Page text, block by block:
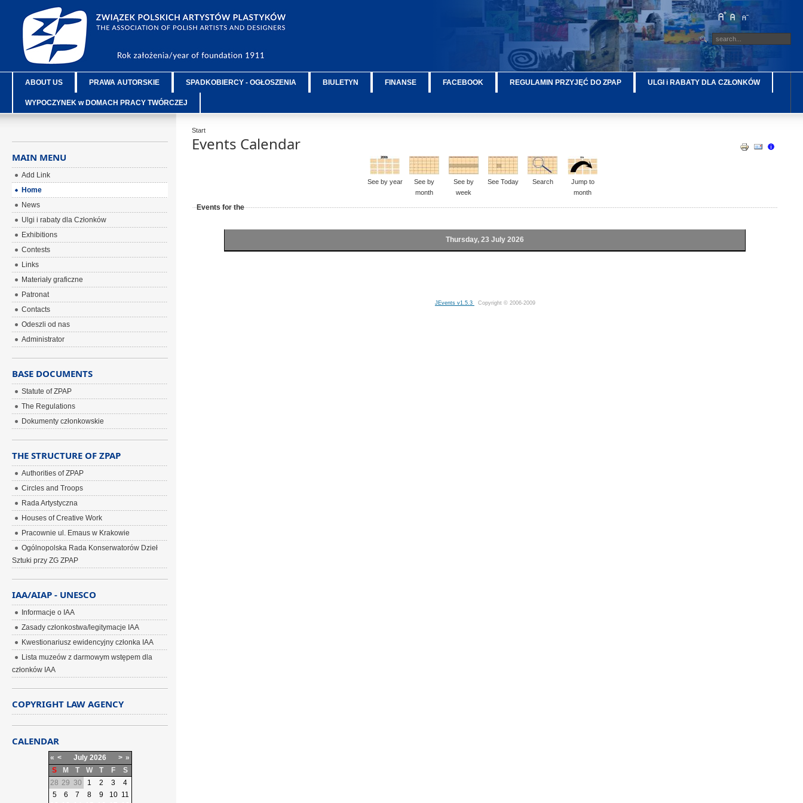
ABOUT US PRAWA AUTORSKIE SPADKOBIERCY - OGŁOSZENIA BIULETYN FINANSE FACEBOOK REGULAMIN PRZYJĘĆ DO ZPAP ULGI i RABATY DLA CZŁONKÓW
WYPOCZYNEK w DOMACH PRACY TWÓRCZEJ
Start
Events Calendar
See by year
See by
month
See by
week
See Today Search
Jump to
month
Events for the
Thursday, 23 July 2026
JEvents v1.5.3 Copyright © 2006-2009
MAIN MENU
Add Link
Home
News
Ulgi i rabaty dla Członków
Exhibitions
Contests
Links
Materiały graficzne
Patronat
Contacts
Odeszli od nas
Administrator
BASE DOCUMENTS
Statute of ZPAP
The Regulations
Dokumenty członkowskie
THE STRUCTURE OF ZPAP
Authorities of ZPAP
Circles and Troops
Rada Artystyczna
Houses of Creative Work
Pracownie ul. Emaus w Krakowie
Ogólnopolska Rada Konserwatorów Dzieł
Sztuki przy ZG ZPAP
IAA/AIAP - UNESCO
Informacje o IAA
Zasady członkostwa/legitymacje IAA
Kwestionariusz ewidencyjny członka IAA
Lista muzeów z darmowym wstępem dla
członków IAA
COPYRIGHT LAW AGENCY
CALENDAR
« < July 2026 > »
S
M T W T F
S
28 29 30 1 2 3
4
5
6 7 8 9 10 11